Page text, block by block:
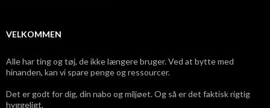
VELKOMMEN
Alle har ting og tøj, de ikke længere bruger. Ved at bytte med
hinanden, kan vi spare penge og ressourcer.
Det er godt for dig, din nabo og miljøet. Og så er det faktisk rigtig
hyggeligt.